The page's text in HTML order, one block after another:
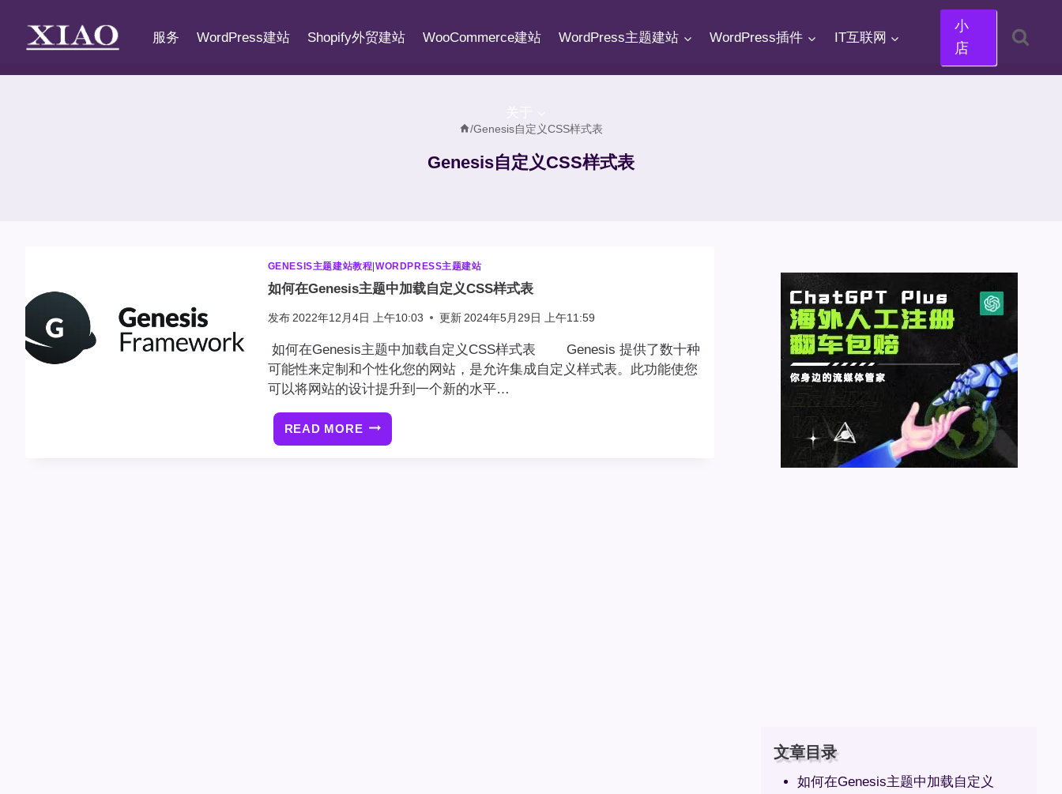
容
服务 WordPress建站 Shopify外贸建站 WooCommerce建站 WordPress主题建站 WordPress插件 IT互联网
小
店
/Genesis自定义CSS样式表
Genesis自定义CSS样式表
GENESIS主题建站教程 WORDPRESS主题建站
如何在Genesis主题中加载自定义CSS样式表
发布 2022年12月4日 上午10:03 更新 2024年5月29日 上午11:59
如何在Genesis主题中加载自定义CSS样式表 Genesis 提供了数十种
可能性来定制和个性化您的网站，是允许集成自定义样式表。此功能使您
可以将网站的设计提升到一个新的水平…
READ MORE 如
何
文章目录
如何在Genesis主题中加载自定义